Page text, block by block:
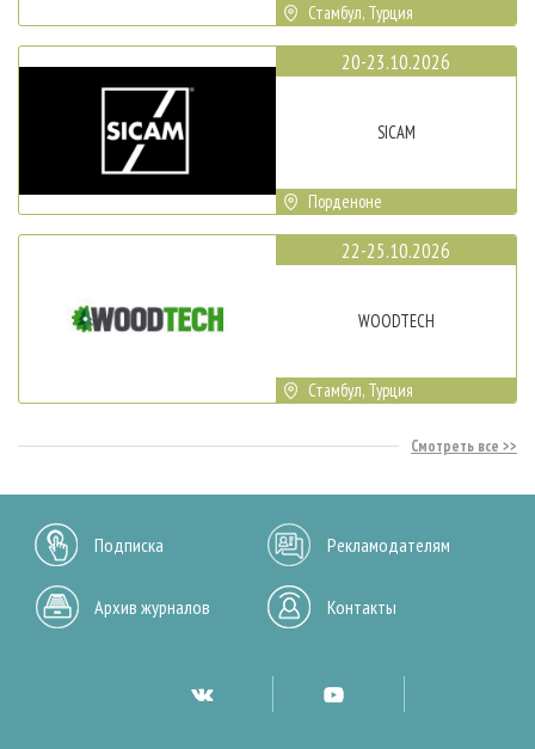
Стамбул, Турция
20-23.10.2026
SICAM
Порденоне
22-25.10.2026
WOODTECH
Стамбул, Турция
Смотреть все
Подписка Рекламодателям
Архив журналов Контакты